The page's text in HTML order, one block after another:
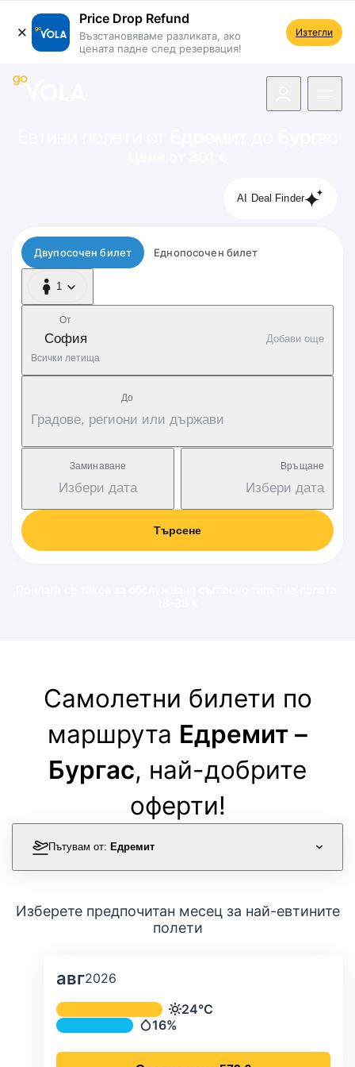
Price Drop Refund
Възстановяваме разликата, ако
цената падне след резервация!
Изтегли
AI Deal Finder
Тип полет
Двупосочен билет Еднопосочен билет
1
1 Пътник
От
София
Всички летища
Добави още
Дo
Градове, региони или държави
Заминаване
Избери дата
Връщане
Избери дата
Търсене
Самолетни билети по
маршрута Едремит –
Бургас, най-добрите
оферти!
Пътувам от: Едремит
Изберете предпочитан месец за най-евтините
полети
авг2026
Средна месечна температура и
Температура
24°C
Валежи
16%